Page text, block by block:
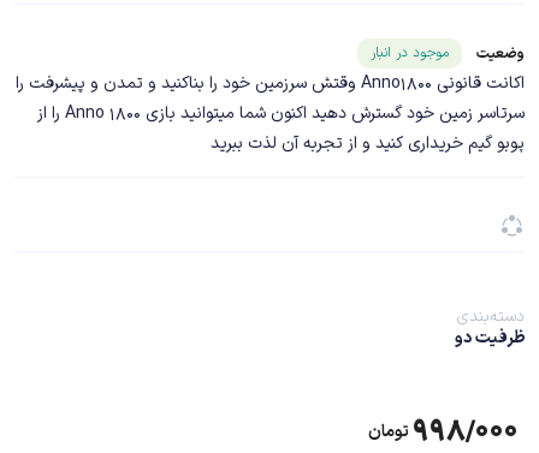
وضعیت موجود در انبارشناسه محصول ۲۰۲۵۷
اکانت قانونی Anno1800 وقتش سرزمین خود را بناکنید و تمدن و پیشرفت را
سرتاسر زمین خود گسترش دهید اکنون شما میتوانید بازی Anno 1800 را از
پوبو گیم خریداری کنید و از تجربه آن لذت ببرید
دسته‌بندی
ظرفیت دو
۹۹۸/۰۰۰ تومان